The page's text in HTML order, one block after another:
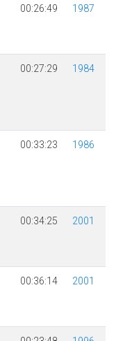
00:26:49 1987
00:27:29 1984
00:33:23 1986
00:34:25 2001
00:36:14 2001